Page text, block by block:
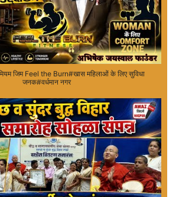
जिम Feel the Burn#खास महिलाओं के लिए सुविधा
जनक#वर्धमान नगर